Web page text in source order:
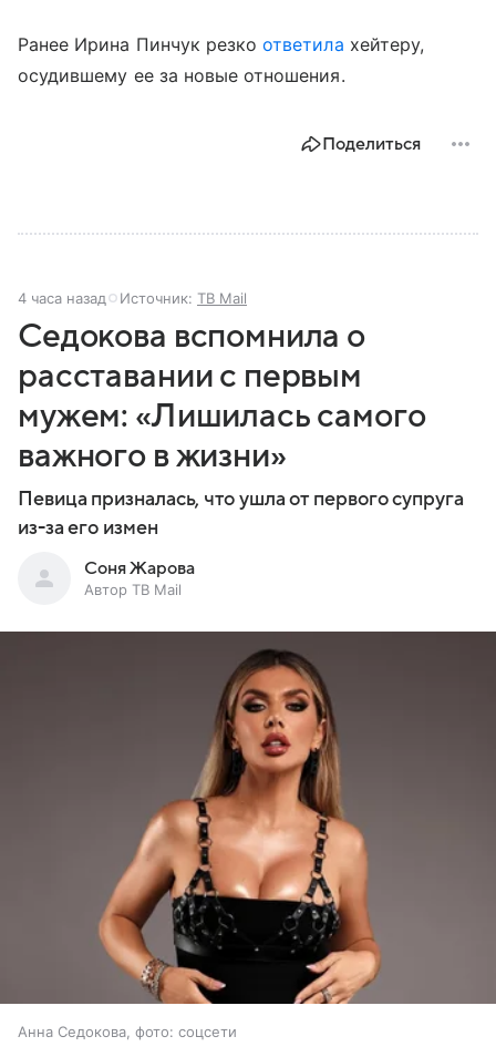
Ранее Ирина Пинчук резкоответила хейтеру,
осудившему ее за новые отношения.
Поделиться
4 часа назад Источник: ТВ Mail
Седокова вспомнила о
расставании с первым
мужем: «Лишилась самого
важного в жизни»
Певица призналась, что ушла от первого супруга
из-за его измен
Соня Жарова
Автор ТВ Mail
Анна Седокова, фото: соцсети